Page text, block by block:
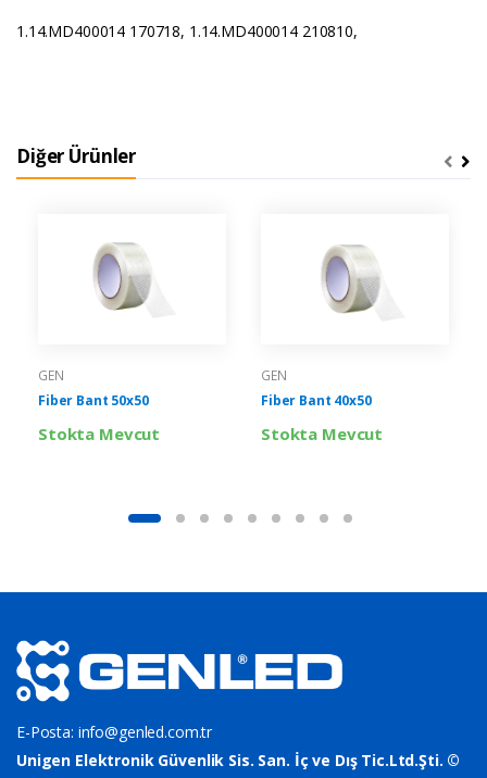
1.14.MD400014 170718, 1.14.MD400014 210810,
Diğer Ürünler
GEN
Fiber Bant 50x50
Stokta Mevcut
GEN
Fiber Bant 40x50
Stokta Mevcut
E-Posta: info@genled.com.tr
Unigen Elektronik Güvenlik Sis. San. İç ve Dış Tic.Ltd.Şti. ©